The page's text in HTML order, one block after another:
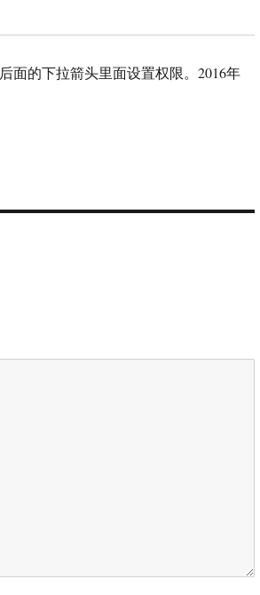
面的下拉箭头里面设置权限。2016年